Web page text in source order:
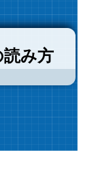
み方